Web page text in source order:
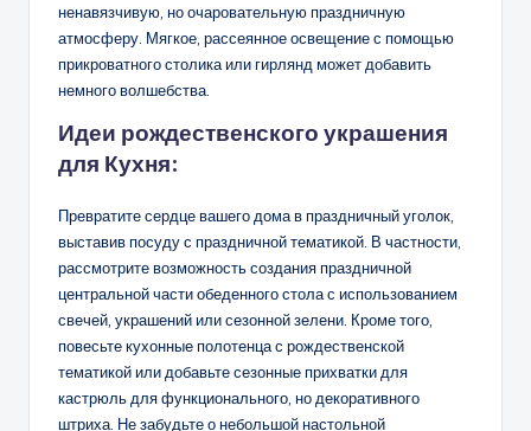
ненавязчивую, но очаровательную праздничную
атмосферу. Мягкое, рассеянное освещение с помощью
прикроватного столика или гирлянд может добавить
немного волшебства.
Идеи рождественского украшения
для Кухня:
Превратите сердце вашего дома в праздничный уголок,
выставив посуду с праздничной тематикой. В частности,
рассмотрите возможность создания праздничной
центральной части обеденного стола с использованием
свечей, украшений или сезонной зелени. Кроме того,
повесьте кухонные полотенца с рождественской
тематикой или добавьте сезонные прихватки для
кастрюль для функционального, но декоративного
штриха. Не забудьте о небольшой настольной